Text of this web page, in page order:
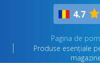
4.7
Pagina de
Produse esențiale